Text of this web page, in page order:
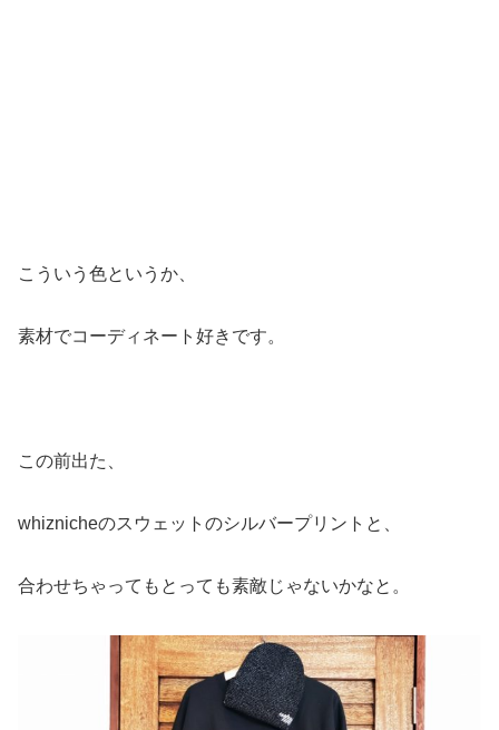
合わせちゃってもとっても素敵じゃないかなと。
どうぞお試しを。